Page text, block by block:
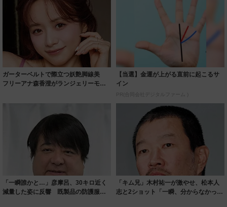
ガーターベルトで際立つ妖艶脚線美
フリーアナ森香澄がランジェリーモデ
【当選】金運が上がる直前に起こるサ
イン
PR(合同会社デジタルファーム )
「一瞬誰かと…」彦摩呂、30キロ近く
減量した姿に反響 既製品の防護服が
「キム兄」木村祐一が激やせ、松本人
志と2ショット「一瞬、分からなかった